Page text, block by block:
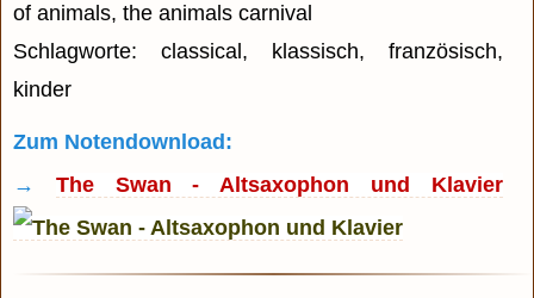
of animals, the animals carnival
Schlagworte: classical, klassisch, französisch,
kinder
Zum Notendownload:
→ The Swan - Altsaxophon und Klavier